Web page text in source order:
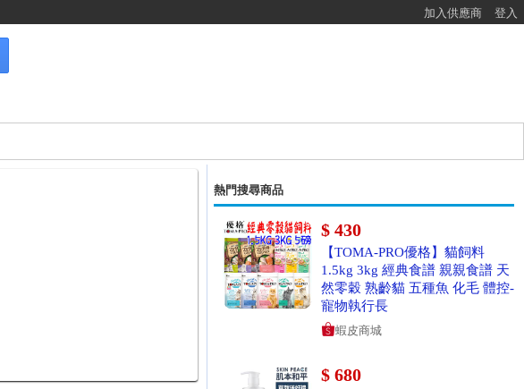
加入供應商 登入
熱門搜尋商品
$ 430
【TOMA-PRO優格】貓飼料
1.5kg 3kg 經典食譜 親親食譜 天
然零穀 熟齡貓 五種魚 化毛 體控-
寵物執行長
蝦皮商城
$ 680